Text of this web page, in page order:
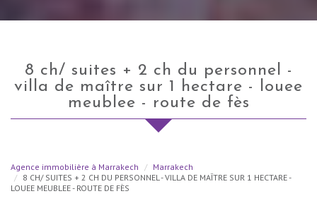
8 ch/ suites + 2 ch du personnel -
villa de maître sur 1 hectare - louee
meublee - route de fès
Agence immobilière à Marrakech
Marrakech
8 CH/ SUITES + 2 CH DU PERSONNEL - VILLA DE MAÎTRE SUR 1 HECTARE -
LOUEE MEUBLEE - ROUTE DE FÈS